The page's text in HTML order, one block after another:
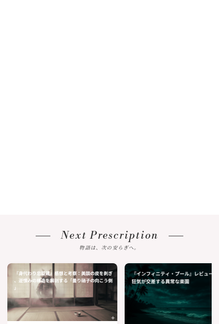
Next Prescription
物語は、次の安らぎへ。